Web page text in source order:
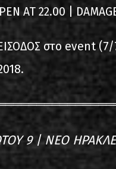
AT 22.00 |
στο event (7/
9 | ΝΕΟ